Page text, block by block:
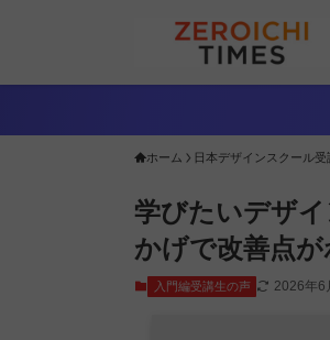
ホーム 日本デザインスクール
学びたいデザ
かげで改善点
入門編受講生の声 2026年6